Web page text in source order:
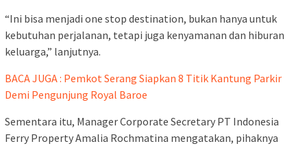
“Ini bisa menjadi one stop destination, bukan hanya untuk
kebutuhan perjalanan, tetapi juga kenyamanan dan hiburan
keluarga,” lanjutnya.
BACA JUGA : Pemkot Serang Siapkan 8 Titik Kantung Parkir
Demi Pengunjung Royal Baroe
Sementara itu, Manager Corporate Secretary PT Indonesia
Ferry Property Amalia Rochmatina mengatakan, pihaknya